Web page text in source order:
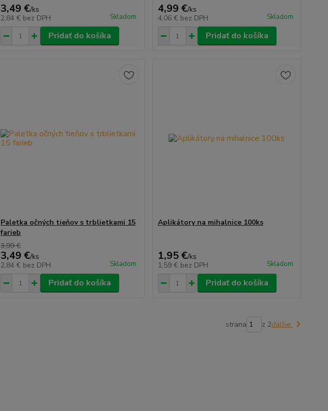
3,49 €/ks
2,84 € bez DPH Skladom
Pridať do košíka
4,99 €/ks
4,06 € bez DPH Skladom
Pridať do košíka
Paletka očných tieňov s trblietkami 15
farieb
3,99 €
3,49 €/ks
2,84 € bez DPH Skladom
Pridať do košíka
Aplikátory na mihalnice 100ks
1,95 €/ks
1,59 € bez DPH Skladom
Pridať do košíka
strana z 2ďalšie